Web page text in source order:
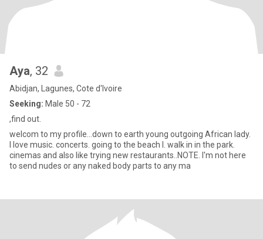
Aya, 32
Abidjan, Lagunes, Cote d'Ivoire
Seeking: Male 50 - 72
,find out.
welcom to my profile...down to earth young outgoing African lady.
I love music. concerts. going to the beach l. walk in in the park.
cinemas and also like trying new restaurants..NOTE. I'm not here
to send nudes or any naked body parts to any ma